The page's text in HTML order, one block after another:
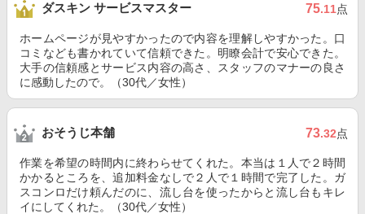
ダスキン サービスマスター 75.11点
ホームページが見やすかったので内容を理解しやすかった。口
コミなども書かれていて信頼できた。明瞭会計で安心できた。
大手の信頼感とサービス内容の高さ、スタッフのマナーの良さ
に感動したので。（30代／女性）
おそうじ本舗 73.32点
作業を希望の時間内に終わらせてくれた。本当は１人で２時間
かかるところを、追加料金なしで２人で１時間で完了した。ガ
スコンロだけ頼んだのに、流し台を使ったからと流し台もキレ
イにしてくれた。（30代／女性）